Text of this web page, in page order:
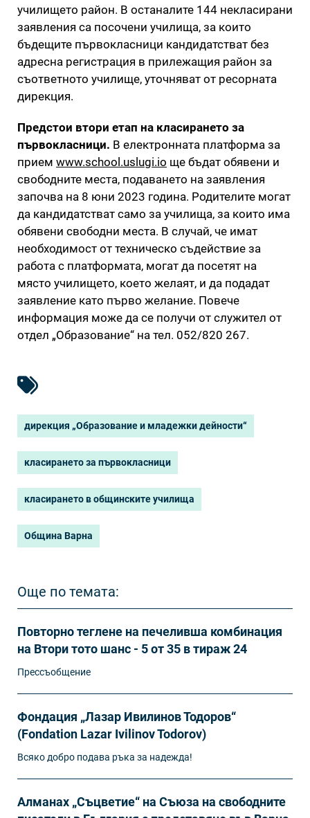
училището район. В останалите 144 некласирани
заявления са посочени училища, за които
бъдещите първокласници кандидатстват без
адресна регистрация в прилежащия район за
съответното училище, уточняват от ресорната
дирекция.
Предстои втори етап на класирането за
първокласници. В електронната платформа за
прием www.school.uslugi.iо ще бъдат обявени и
свободните места, подаването на заявления
започва на 8 юни 2023 година. Родителите могат
да кандидатстват само за училища, за които има
обявени свободни места. В случай, че имат
необходимост от техническо съдействие за
работа с платформата, могат да посетят на
място училището, което желаят, и да подадат
заявление като първо желание. Повече
информация може да се получи от служител от
отдел „Образование“ на тел. 052/820 267.
дирекция „Образование и младежки дейности“
класирането за първокласници
класирането в общинските училища
Община Варна
Още по темата:
Повторно теглене на печеливша комбинация
на Втори тото шанс - 5 от 35 в тираж 24
Прессъобщение
Фондация „Лазар Ивилинов Тодоров“
(Fondation Lazar Ivilinov Todorov)
Всяко добро подава ръка за надежда!
Алманах „Съцветие“ на Съюза на свободните